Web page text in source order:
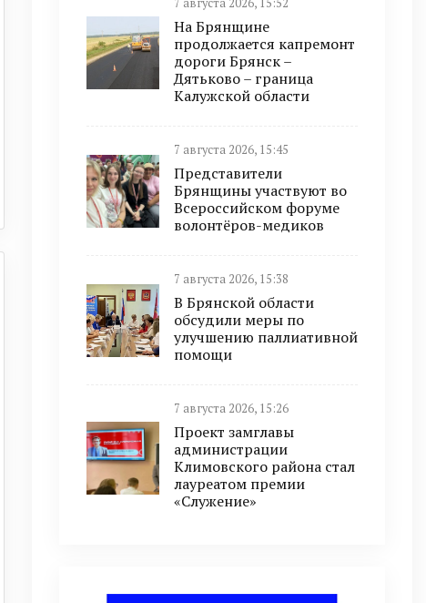
7 августа 2026, 15:52
На Брянщине
продолжается капремонт
дороги Брянск –
Дятьково – граница
Калужской области
7 августа 2026, 15:45
Представители
Брянщины участвуют во
Всероссийском форуме
волонтёров-медиков
7 августа 2026, 15:38
В Брянской области
обсудили меры по
улучшению паллиативной
помощи
7 августа 2026, 15:26
Проект замглавы
администрации
Климовского района стал
лауреатом премии
«Служение»